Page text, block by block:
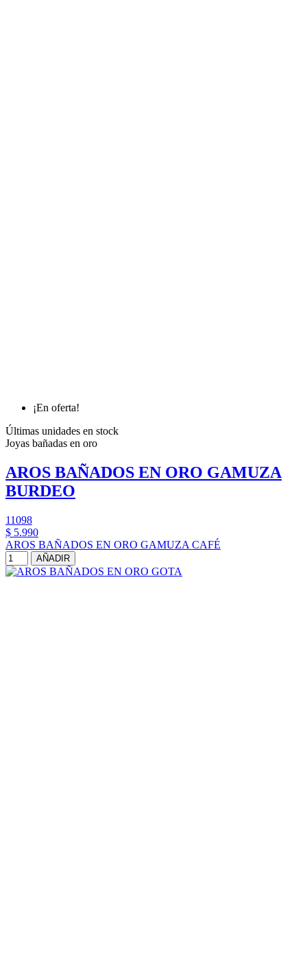
¡En oferta!
Últimas unidades en stock
Joyas bañadas en oro
AROS BAÑADOS EN ORO GAMUZA
BURDEO
11098
$ 5.990
AROS BAÑADOS EN ORO GAMUZA CAFÉ
AÑADIR